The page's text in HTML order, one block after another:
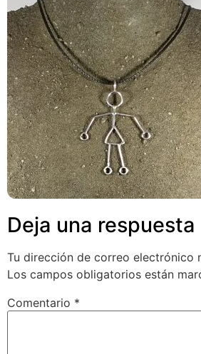
Deja una respuesta
Tu dirección de correo electrónico
Los campos obligatorios están
Comentario *